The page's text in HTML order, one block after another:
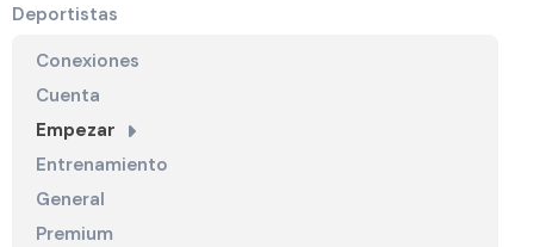
Deportistas
Conexiones
Cuenta
Empezar
Entrenamiento
General
Premium